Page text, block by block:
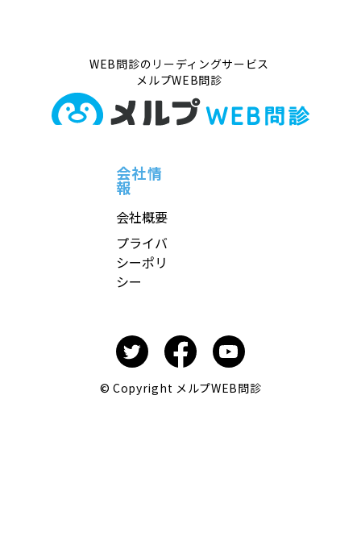
WEB問診のリーディングサービス
メルプWEB問診
会社情
報
会社概要
プライバ
シーポリ
シー
© Copyright メルプWEB問診